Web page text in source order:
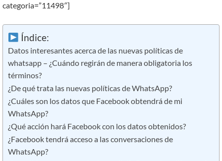
categoria=”11498″]
Índice:
Datos interesantes acerca de las nuevas políticas de
whatsapp – ¿Cuándo regirán de manera obligatoria los
términos?
¿De qué trata las nuevas políticas de WhatsApp?
¿Cuáles son los datos que Facebook obtendrá de mi
WhatsApp?
¿Qué acción hará Facebook con los datos obtenidos?
¿Facebook tendrá acceso a las conversaciones de
WhatsApp?